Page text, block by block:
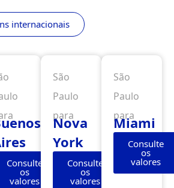
internacionais
Consulte
os
valores
São
Paulo
para
Nova
York
Consulte
os
valores
São
Paulo
para
Miami
Consulte
os
valores